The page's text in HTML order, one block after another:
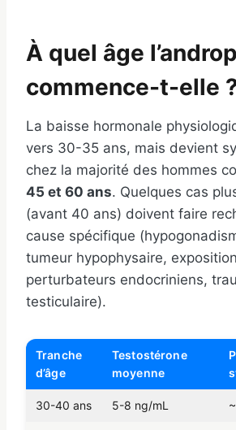
À quel âge
commence-t-elle
La baisse hormonale
vers 30-35 ans, mais devient
chez la majorité des hommes
45 et 60 ans. Quelques cas
(avant 40 ans) doivent faire
cause spécifique
tumeur hypophysaire,
perturbateurs endocriniens,
testiculaire).
Tranche
d’âge
Testostérone
moyenne
30-40 ans 5-8 ng/mL